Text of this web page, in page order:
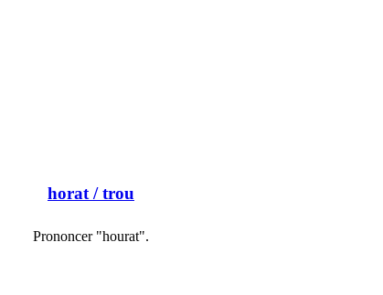
horat / trou
Prononcer "hourat".